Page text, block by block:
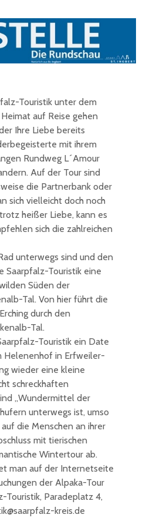
Touristik unter dem
auf Reise gehen
Ihre Liebe bereits
mit ihrem
Rundweg L´Amour
Auf der Tour sind
die Partnerbank oder
sich vielleicht doch noch
heißer Liebe, kann es
sich die zahlreichen
unterwegs sind und den
Saarpfalz-Touristik eine
Süden der
Tal. Von hier führt die
durch den
Tal.
Touristik ein Date
Helenenhof in Erfweiler-
wieder eine kleine
schreckhaften
„Wundermittel der
unterwegs ist, umso
die Menschen an ihrer
mit tierischen
Wintertour ab.
man auf der Internetseite
der Alpaka-Tour
Touristik, Paradeplatz 4,
kreis.de
aus
von Dr.
an die
Normal
in St.
Mietvertrag
H&M-
Quirin: Ein Stück